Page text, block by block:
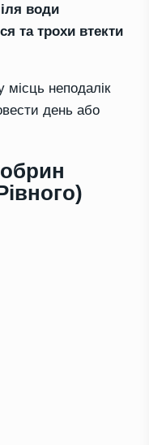
води
та трохи втекти
місць неподалік
день або